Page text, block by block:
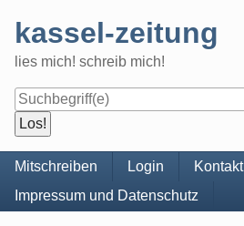
content
kassel-zeitung
lies mich! schreib mich!
Navigation
Mitschreiben Login
Kontakt
Impressum und Datenschutz